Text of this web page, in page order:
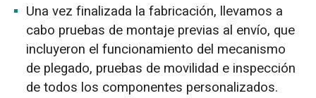
Una vez finalizada la fabricación, llevamos a
cabo pruebas de montaje previas al envío, que
incluyeron el funcionamiento del mecanismo
de plegado, pruebas de movilidad e inspección
de todos los componentes personalizados.